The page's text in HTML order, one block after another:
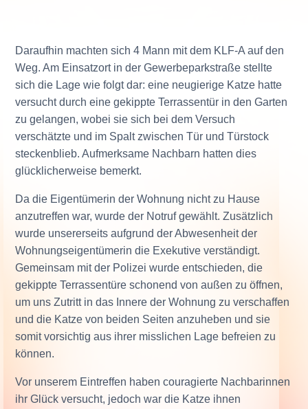
Daraufhin machten sich 4 Mann mit dem KLF-A auf den
Weg. Am Einsatzort in der Gewerbeparkstraße stellte
sich die Lage wie folgt dar: eine neugierige Katze hatte
versucht durch eine gekippte Terrassentür in den Garten
zu gelangen, wobei sie sich bei dem Versuch
verschätzte und im Spalt zwischen Tür und Türstock
steckenblieb. Aufmerksame Nachbarn hatten dies
glücklicherweise bemerkt.
Da die Eigentümerin der Wohnung nicht zu Hause
anzutreffen war, wurde der Notruf gewählt. Zusätzlich
wurde unsererseits aufgrund der Abwesenheit der
Wohnungseigentümerin die Exekutive verständigt.
Gemeinsam mit der Polizei wurde entschieden, die
gekippte Terrassentüre schonend von außen zu öffnen,
um uns Zutritt in das Innere der Wohnung zu verschaffen
und die Katze von beiden Seiten anzuheben und sie
somit vorsichtig aus ihrer misslichen Lage befreien zu
können.
Vor unserem Eintreffen haben couragierte Nachbarinnen
ihr Glück versucht, jedoch war die Katze ihnen